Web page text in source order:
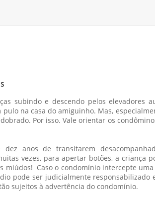
subindo e descendo pelos elevadores
na casa do amiguinho. Mas,
Por isso. Vale orientar os
anos de transitarem
vezes, para apertar botões, a criança
miúdos! Caso o condomínio intercepte
pode ser judicialmente responsabilizado
sujeitos à advertência do condomínio.